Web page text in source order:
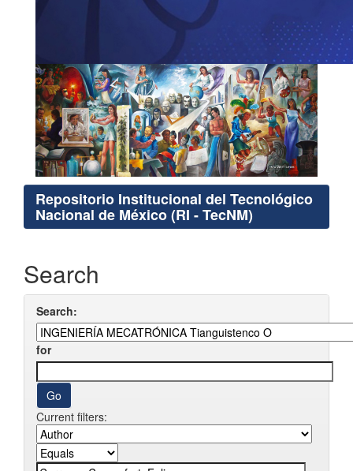
Repositorio Institucional del Tecnológico
Nacional de México (RI - TecNM)
Search
Search:
for
Current filters: